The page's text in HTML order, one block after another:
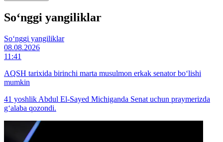
So‘nggi yangiliklar
So‘nggi yangiliklar
08.08.2026
11:41
AQSH tarixida birinchi marta musulmon erkak senator bo‘lishi
mumkin
41 yoshlik Abdul El-Sayed Michiganda Senat uchun praymerizda
g‘alaba qozondi.